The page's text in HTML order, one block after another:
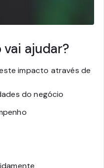
ajudar?
impacto através de
do negócio